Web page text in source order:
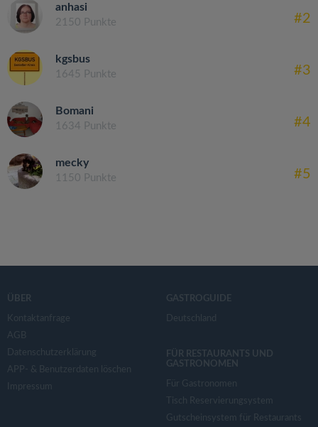
anhasi
2150 Punkte #2
kgsbus
1645 Punkte #3
Bomani
1634 Punkte #4
mecky
1150 Punkte #5
ÜBER
Kontaktanfrage
AGB
Datenschutzerklärung
APP- & Benutzerdaten löschen
Impressum
GASTROGUIDE
Deutschland
FÜR RESTAURANTS UND
GASTRONOMEN
Für Gastronomen
Tisch Reservierungsystem
Gutscheinsystem für Restaurants